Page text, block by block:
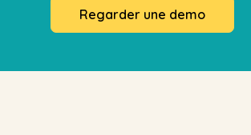
Regarder une demo